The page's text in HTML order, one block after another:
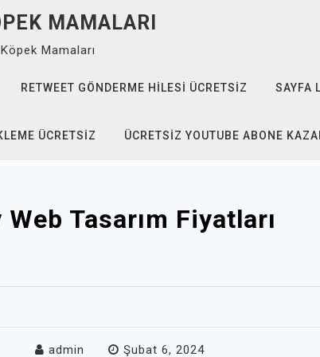
MAMALARI
Mamaları
RETWEET GÖNDERME HILESI ÜCRETSIZ SAYFA
ÜCRETSIZ ÜCRETSIZ YOUTUBE ABONE
Tasarım Fiyatları
admin Şubat 6, 2024